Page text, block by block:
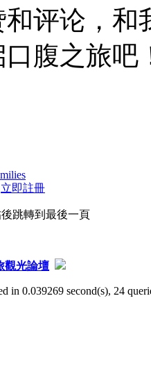
评论，和
腹之旅吧
立即註冊
後跳轉到最後一頁
觀光論壇
in 0.039269 second(s), 24